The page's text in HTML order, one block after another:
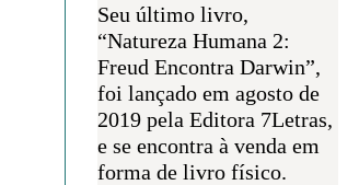
Seu último livro,
“Natureza Humana 2:
Freud Encontra Darwin”,
foi lançado em agosto de
2019 pela Editora 7Letras,
e se encontra à venda em
forma de livro físico.